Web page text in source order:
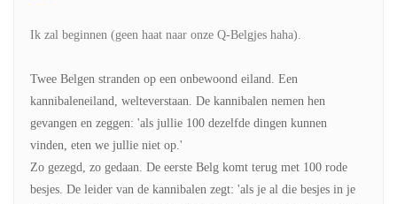
Ik zal beginnen (geen haat naar onze Q-Belgjes haha).
Twee Belgen stranden op een onbewoond eiland. Een
kannibaleneiland, welteverstaan. De kannibalen nemen hen
gevangen en zeggen: 'als jullie 100 dezelfde dingen kunnen
vinden, eten we jullie niet op.'
Zo gezegd, zo gedaan. De eerste Belg komt terug met 100 rode
besjes. De leider van de kannibalen zegt: 'als je al die besjes in je